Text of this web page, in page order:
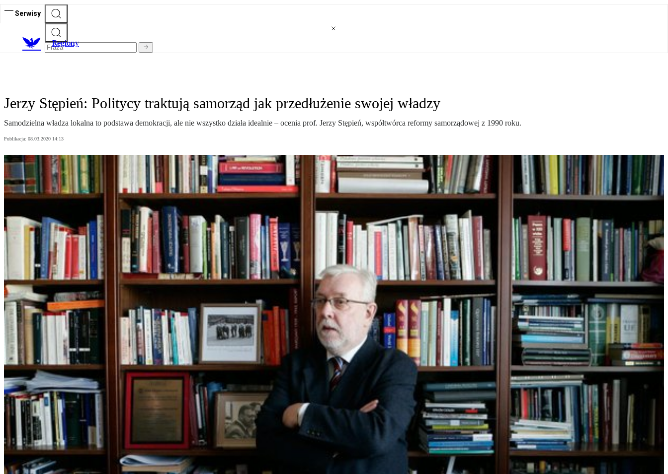
Serwisy
Regiony
Jerzy Stępień: Politycy traktują samorząd jak przedłużenie swojej władzy
Samodzielna władza lokalna to podstawa demokracji, ale nie wszystko działa idealnie – ocenia prof. Jerzy Stępień, współtwórca reformy samorządowej z 1990 roku.
Publikacja: 08.03.2020 14:13